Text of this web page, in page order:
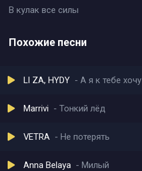
В кулак все силы
Похожие песни
LI ZA, HYDY А я к тебе хочу
Marrivi Тонкий лёд
VETRA Не потерять
Anna Belaya Милый